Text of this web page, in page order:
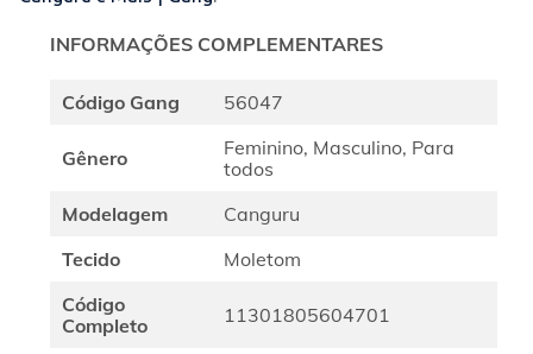
INFORMAÇÕES COMPLEMENTARES
Código Gang 56047
Gênero
Feminino, Masculino, Para
todos
Modelagem
Canguru
Tecido
Moletom
Código
Completo
11301805604701